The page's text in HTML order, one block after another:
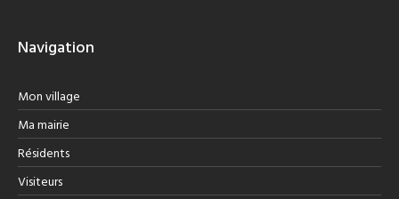
Navigation
Mon village
Ma mairie
Résidents
Visiteurs